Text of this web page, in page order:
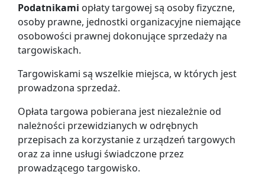
Podatnikami opłaty targowej są osoby fizyczne,
osoby prawne, jednostki organizacyjne niemające
osobowości prawnej dokonujące sprzedaży na
targowiskach.
Targowiskami są wszelkie miejsca, w których jest
prowadzona sprzedaż.
Opłata targowa pobierana jest niezależnie od
należności przewidzianych w odrębnych
przepisach za korzystanie z urządzeń targowych
oraz za inne usługi świadczone przez
prowadzącego targowisko.